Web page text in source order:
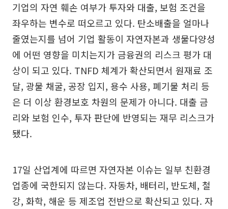
기업의 자연 훼손 여부가 투자와 대출, 보험 조건을
좌우하는 변수로 떠오르고 있다. 탄소배출을 얼마나
줄였는지를 넘어 기업 활동이 자연자본과 생물다양성
에 어떤 영향을 미치는지가 금융권의 리스크 평가 대
상이 되고 있다. TNFD 체계가 확산되면서 원재료 조
달, 광물 채굴, 공장 입지, 용수 사용, 폐기물 처리 등
은 더 이상 환경보호 차원의 문제가 아니다. 대출 금
리와 보험 인수, 투자 판단에 반영되는 재무 리스크가
됐다.
17일 산업계에 따르면 자연자본 이슈는 일부 친환경
업종에 국한되지 않는다. 자동차, 배터리, 반도체, 철
강, 화학, 해운 등 제조업 전반으로 확산되고 있다. 자